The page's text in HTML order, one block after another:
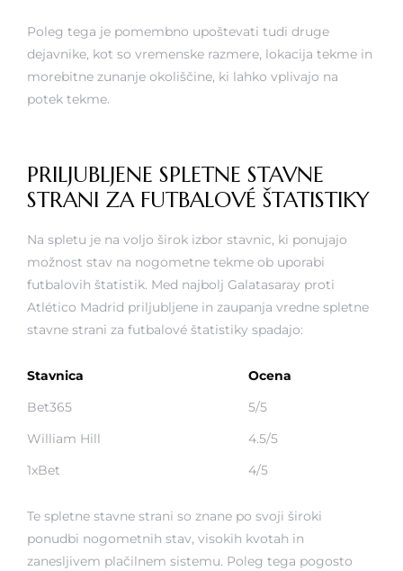
Poleg tega je pomembno upoštevati tudi druge
dejavnike, kot so vremenske razmere, lokacija tekme in
morebitne zunanje okoliščine, ki lahko vplivajo na
potek tekme.
PRILJUBLJENE SPLETNE STAVNE
STRANI ZA FUTBALOVÉ ŠTATISTIKY
Na spletu je na voljo širok izbor stavnic, ki ponujajo
možnost stav na nogometne tekme ob uporabi
futbalovih štatistik. Med najbolj Galatasaray proti
Atlético Madrid priljubljene in zaupanja vredne spletne
stavne strani za futbalové štatistiky spadajo:
Stavnica
Ocena
Bet365
5/5
William Hill
4.5/5
1xBet
4/5
Te spletne stavne strani so znane po svoji široki
ponudbi nogometnih stav, visokih kvotah in
zanesljivem plačilnem sistemu. Poleg tega pogosto